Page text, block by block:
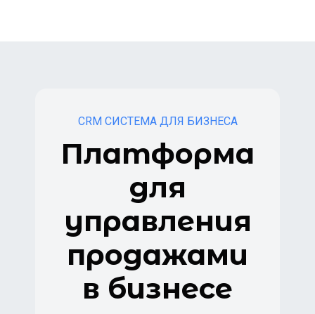
CRM СИСТЕМА ДЛЯ БИЗНЕСА
Платформа
для
управления
продажами
в бизнесе